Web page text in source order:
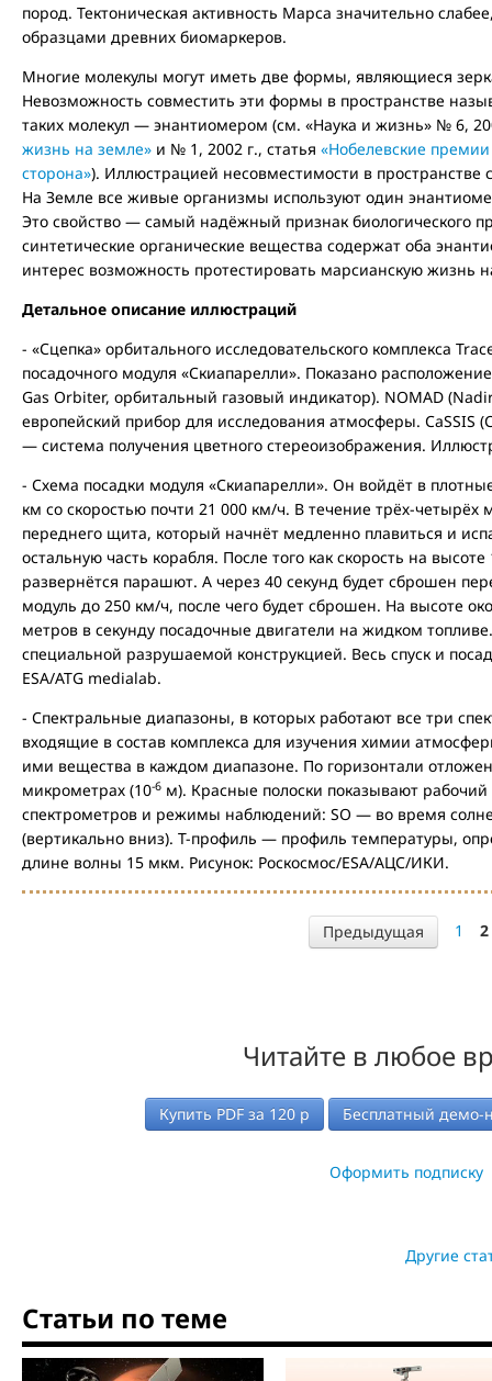
пород. Тектоническая активность Марса значительно
образцами древних биомаркеров.
Многие молекулы могут иметь две формы, являющиеся
Невозможность совместить эти формы в пространстве
таких молекул — энантиомером (см. «Наука и жизнь» № 6,
жизнь на земле» и № 1, 2002 г., статья «Нобелевские
сторона»). Иллюстрацией несовместимости в пространстве
На Земле все живые организмы используют один
Это свойство — самый надёжный признак биологического
синтетические органические вещества содержат оба
интерес возможность протестировать марсианскую жизнь
Детальное описание иллюстраций
- «Сцепка» орбитального исследовательского комплекса
посадочного модуля «Скиапарелли». Показано
Gas Orbiter, орбитальный газовый индикатор). NOMAD
европейский прибор для исследования атмосферы. CaSSIS
— система получения цветного стереоизображения.
- Схема посадки модуля «Скиапарелли». Он войдёт в
км со скоростью почти 21 000 км/ч. В течение трёх-
переднего щита, который начнёт медленно плавиться и
остальную часть корабля. После того как скорость на
развернётся парашют. А через 40 секунд будет сброшен
модуль до 250 км/ч, после чего будет сброшен. На высоте
метров в секунду посадочные двигатели на жидком
специальной разрушаемой конструкцией. Весь спуск и
ESA/ATG medialab.
- Спектральные диапазоны, в которых работают все три
входящие в состав комплекса для изучения химии
ими вещества в каждом диапазоне. По горизонтали
микрометрах (10-6 м). Красные полоски показывают
спектрометров и режимы наблюдений: SO — во время
(вертикально вниз). T-профиль — профиль температуры,
длине волны 15 мкм. Рисунок: Роскосмос/ЕSА/АЦС/ИКИ.
Предыдущая 1 2
Читайте в любое
Купить PDF за 120 р Бесплатный
Оформить подписку
Другие
Статьи по теме